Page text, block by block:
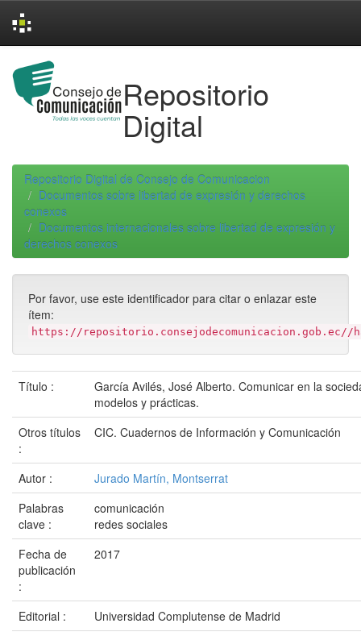
navigation
Repositorio
Digital
Repositorio Digital de Consejo de Comunicacion
Documentos sobre libertad de expresión y derechos
conexos
Documentos internacionales sobre libertad de expresión y
derechos conexos
Por favor, use este identificador para citar o enlazar este
ítem:
https://repositorio.consejodecomunicacion.gob.ec//
Título :
García Avilés, José Alberto. Comunicar en la
modelos y prácticas.
Otros títulos
:
CIC. Cuadernos de Información y Comunicación
Autor :
Jurado Martín, Montserrat
Palabras
clave :
comunicación
redes sociales
Fecha de
publicación
:
2017
Editorial :
Universidad Complutense de Madrid